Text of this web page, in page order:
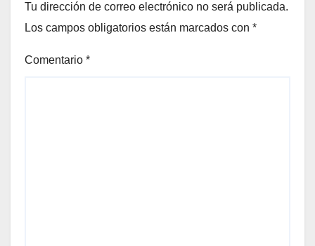
Tu dirección de correo electrónico no será publicada.
Los campos obligatorios están marcados con *
Comentario *